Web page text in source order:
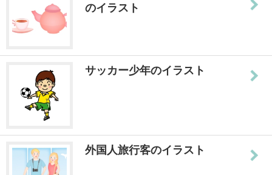
のイラスト
サッカー少年のイラスト
外国人旅行客のイラスト